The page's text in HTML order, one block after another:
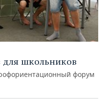
для школьников
форум